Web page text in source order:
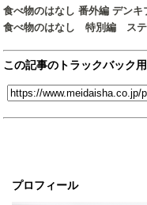
プロフィール
食べ物のはなし 番外編 デンキ
食べ物のはなし 特別編 ステ
この記事のトラックバック